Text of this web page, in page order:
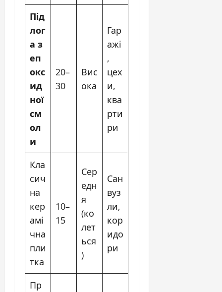
Під
лог
а з
еп
окс
ид
ної
см
ол
и
20–
30
Вис
ока
Гар
ажі
,
цех
и,
ква
рти
ри
Кла
сич
на
кер
амі
чна
пли
тка
10–
15
Сер
едн
я
(ко
лет
ься
)
Сан
вуз
ли,
кор
идо
ри
Пр